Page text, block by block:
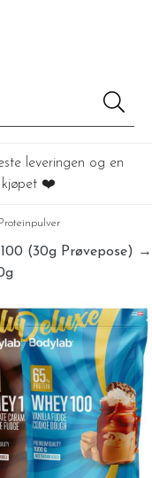
leveringen og en
kjøpet ❤️
Proteinpulver
(30g Prøvepose) →